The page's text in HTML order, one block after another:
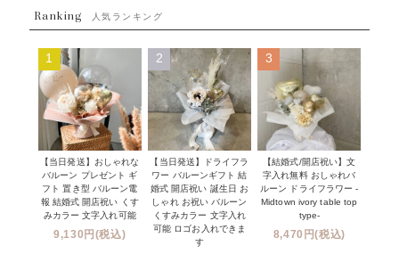
ムーンリットバルーン
コンフェッティバルーン
フリンジバルーン
デコレーションセット
プロップスバルーン
オプション
成人式・卒業式・入学式バルーンブーケ
開店・周年祝い
発表会・劇場
その他お祝い
クリスマス
新商品
発送について
Q&A
メッセージカード・電報について
オーダーメイドについて
セミオーダーについて
フリンジバルーンについて
コンフェッティバルーンについて
Ranking 人気ランキング
1
【当日発送】おしゃれな
バルーン プレゼント ギ
フト 置き型 バルーン電
報 結婚式 開店祝い くす
みカラー 文字入れ可能
9,130円(税込)
2
【当日発送】ドライフラ
ワー バルーンギフト 結
婚式 開店祝い 誕生日 お
しゃれ お祝い バルーン
くすみカラー 文字入れ
可能 ロゴお入れできま
す
3
【結婚式/開店祝い】文
字入れ無料 おしゃれバ
ルーン ドライフラワー -
Midtown ivory table top
type-
8,470円(税込)